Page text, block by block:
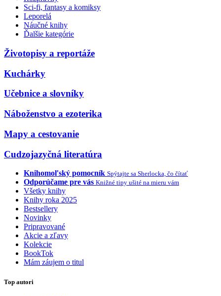
Sci-fi, fantasy a komiksy
Leporelá
Náučné knihy
Ďalšie kategórie
Životopisy a reportáže
Kuchárky
Učebnice a slovníky
Náboženstvo a ezoterika
Mapy a cestovanie
Cudzojazyčná literatúra
Knihomoľský pomocník Spýtajte sa Sherlocka, čo čítať
Odporúčame pre vás Knižné tipy ušité na mieru vám
Všetky knihy
Knihy roka 2025
Bestsellery
Novinky
Pripravované
Akcie a zľavy
Kolekcie
BookTok
Mám záujem o titul
Top autori